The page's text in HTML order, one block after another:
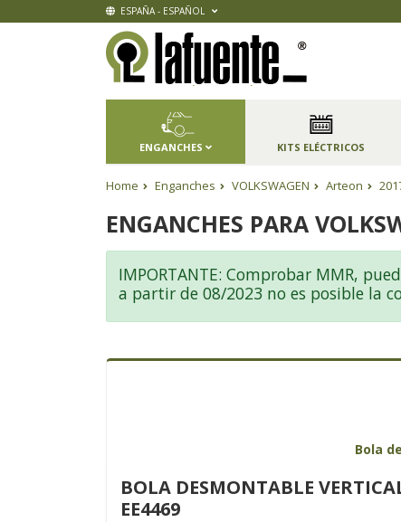
ESPAÑA - ESPAÑOL
ENGANCHES KITS ELÉCTRICOS
Home Enganches VOLKSWAGEN Arteon
ENGANCHES PARA
IMPORTANTE: Comprobar MMR,
a partir de 08/2023 no es posible la
Bola
BOLA DESMONTABLE
EE4469